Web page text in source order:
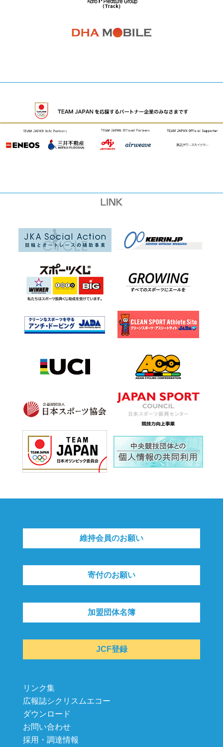
維持会員のお願い
寄付のお願い
加盟団体名簿
JCF登録
リンク集
広報誌シクリスムエコー
ダウンロード
お問い合わせ
採用・調達情報